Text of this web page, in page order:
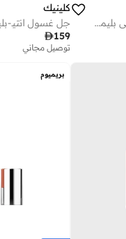
رغوة تنظيف الوجه انتي بليمش سليوشن 125 مل
كلينيك
159
توصيل مجاني
بريميوم